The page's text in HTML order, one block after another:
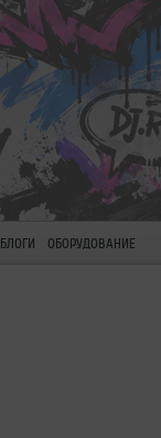
БЛОГИ ОБОРУДОВАНИЕ